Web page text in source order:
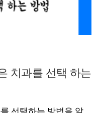
치과를 선택 하는
선택하는 방법을 알